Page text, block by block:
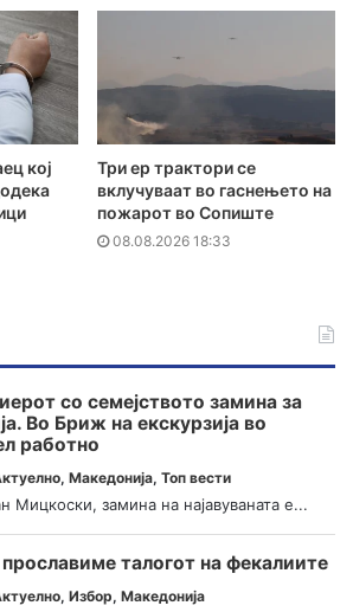
кој
Три ер трактори се
вклучуваат во гаснењето на
пожарот во Сопиште
08.08.2026 18:33
со семејството замина за
Во Бриж на екскурзија во
работно
, Македонија, Топ вести
Мицкоски, замина на најавуваната е...
талогот на фекалиите
, Избор, Македонија